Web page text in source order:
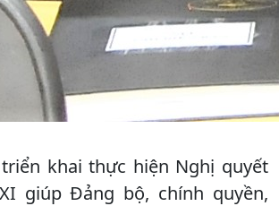
khai thực hiện Nghị quyết
giúp Đảng bộ, chính quyền,